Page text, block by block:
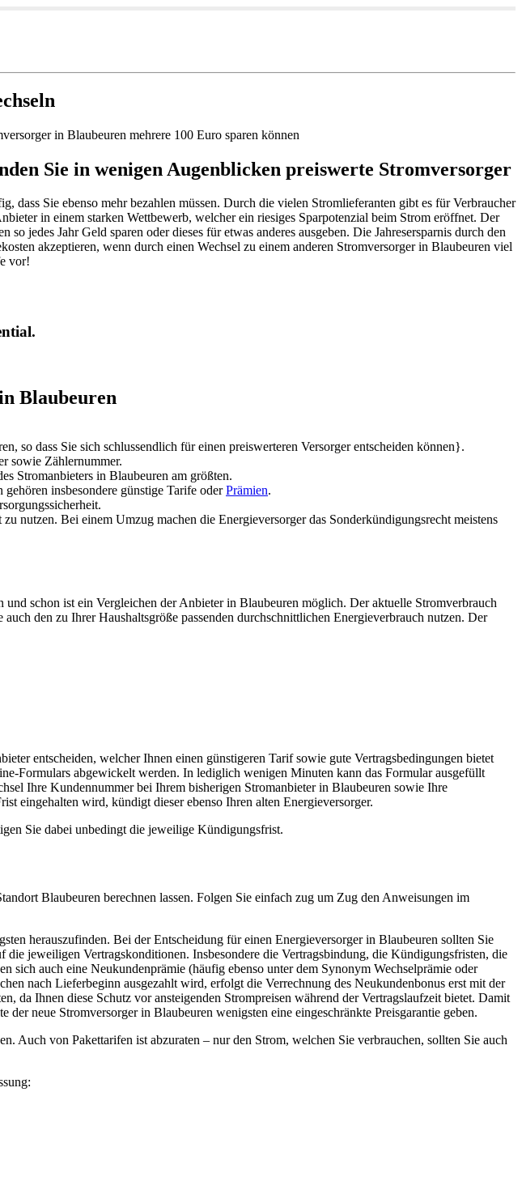
in Blaubeuren mehrere 100 Euro sparen können
Sie in wenigen Augenblicken preiswerte Stromversorger
dass Sie ebenso mehr bezahlen müssen. Durch die vielen Stromlieferanten gibt es für Verbraucher
in einem starken Wettbewerb, welcher ein riesiges Sparpotenzial beim Strom eröffnet. Der
so jedes Jahr Geld sparen oder dieses für etwas anderes ausgeben. Die Jahresersparnis durch den
akzeptieren, wenn durch einen Wechsel zu einem anderen Stromversorger in Blaubeuren viel
vor!
Blaubeuren
so dass Sie sich schlussendlich für einen preiswerteren Versorger entscheiden können}.
sowie Zählernummer.
Stromanbieters in Blaubeuren am größten.
insbesondere günstige Tarife oderPrämien.
nutzen. Bei einem Umzug machen die Energieversorger das Sonderkündigungsrecht meistens
und schon ist ein Vergleichen der Anbieter in Blaubeuren möglich. Der aktuelle Stromverbrauch
den zu Ihrer Haushaltsgröße passenden durchschnittlichen Energieverbrauch nutzen. Der
entscheiden, welcher Ihnen einen günstigeren Tarif sowie gute Vertragsbedingungen bietet
Formulars abgewickelt werden. In lediglich wenigen Minuten kann das Formular ausgefüllt
Ihre Kundennummer bei Ihrem bisherigen Stromanbieter in Blaubeuren sowie Ihre
eingehalten wird, kündigt dieser ebenso Ihren alten Energieversorger.
Sie dabei unbedingt die jeweilige Kündigungsfrist.
Blaubeuren berechnen lassen. Folgen Sie einfach zug um Zug den Anweisungen im
herauszufinden. Bei der Entscheidung für einen Energieversorger in Blaubeuren sollten Sie
jeweiligen Vertragskonditionen. Insbesondere die Vertragsbindung, die Kündigungsfristen, die
auch eine Neukundenprämie (häufig ebenso unter dem Synonym Wechselprämie oder
nach Lieferbeginn ausgezahlt wird, erfolgt die Verrechnung des Neukundenbonus erst mit der
da Ihnen diese Schutz vor ansteigenden Strompreisen während der Vertragslaufzeit bietet. Damit
neue Stromversorger in Blaubeuren wenigsten eine eingeschränkte Preisgarantie geben.
Auch von Pakettarifen ist abzuraten – nur den Strom, welchen Sie verbrauchen, sollten Sie auch